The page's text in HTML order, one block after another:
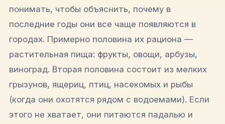
понимать, чтобы объяснить, почему в
последние годы они все чаще появляются в
городах. Примерно половина их рациона —
растительная пища: фрукты, овощи, арбузы,
виноград. Вторая половина состоит из мелких
грызунов, ящериц, птиц, насекомых и рыбы
(когда они охотятся рядом с водоемами). Если
этого не хватает, они питаются падалью и